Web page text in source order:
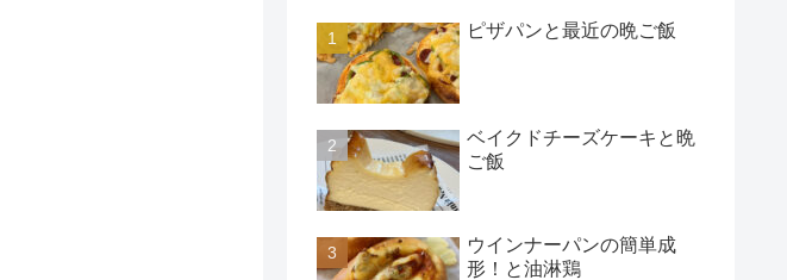
ピザパンと最近の晩ご飯
ベイクドチーズケーキと晩
ご飯
ウインナーパンの簡単成
形！と油淋鶏